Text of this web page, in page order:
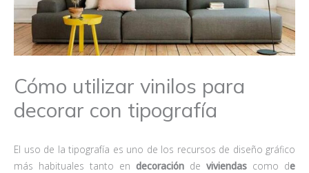
Cómo utilizar vinilos para
decorar con tipografía
El uso de la tipografía es uno de los recursos de diseño gráfico
más habituales tanto en decoración de viviendas como de